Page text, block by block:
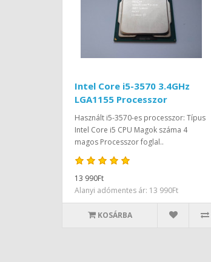
Intel Core i5-3570 3.4GHz
LGA1155 Processzor
Használt i5-3570-es processzor: Típus
Intel Core i5 CPU Magok száma 4
magos Processzor foglal..
13 990Ft
Alanyi adómentes ár: 13 990Ft
KOSÁRBA